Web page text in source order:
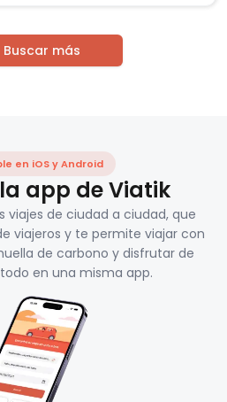
Buscar más
en iOS y Android
app de Viatik
viajes de ciudad a ciudad, que
viajeros y te permite viajar con
de carbono y disfrutar de
en una misma app.